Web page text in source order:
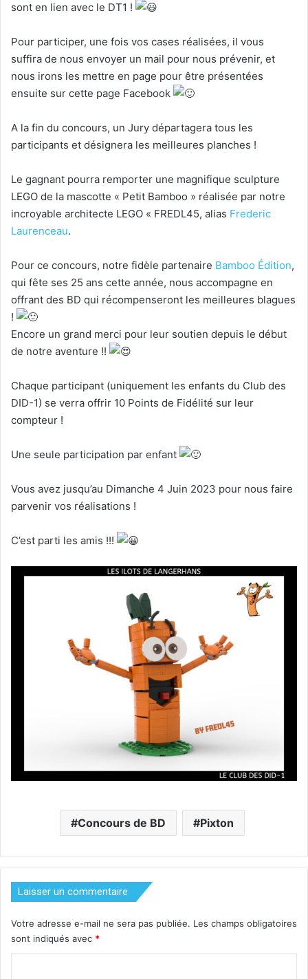
sont en lien avec le DT1 !
Pour participer, une fois vos cases réalisées, il vous
suffira de nous envoyer un mail pour nous prévenir, et
nous irons les mettre en page pour être présentées
ensuite sur cette page Facebook
A la fin du concours, un Jury départagera tous les
participants et désignera les meilleures planches !
Le gagnant pourra remporter une magnifique sculpture
LEGO de la mascotte « Petit Bamboo » réalisée par notre
incroyable architecte LEGO « FREDL45, alias Frederic
Laurenceau.
Pour ce concours, notre fidèle partenaire Bamboo Édition,
qui fête ses 25 ans cette année, nous accompagne en
offrant des BD qui récompenseront les meilleures blagues
!
Encore un grand merci pour leur soutien depuis le début
de notre aventure !!
Chaque participant (uniquement les enfants du Club des
DID-1) se verra offrir 10 Points de Fidélité sur leur
compteur !
Une seule participation par enfant
Vous avez jusqu’au Dimanche 4 Juin 2023 pour nous faire
parvenir vos réalisations !
C’est parti les amis !!!
Concours de BD Pixton
Laisser un commentaire
Votre adresse e-mail ne sera pas publiée. Les champs obligatoires
sont indiqués avec *